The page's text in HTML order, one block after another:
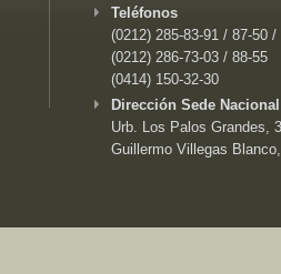
Teléfonos
(0212) 285-83-91 / 87-50 /
(0212) 286-73-03 / 88-55
(0414) 150-32-30
Dirección Sede
Urb. Los Palos Grandes,
Guillermo Villegas